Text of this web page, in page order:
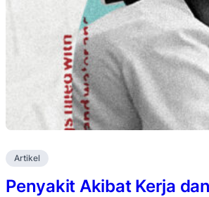
Artikel
Penyakit Akibat Kerja